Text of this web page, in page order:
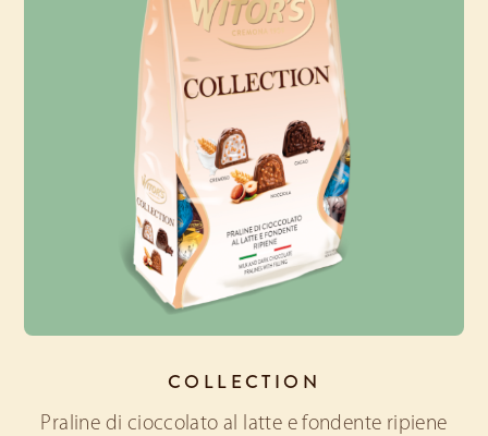
COLLECTION
Praline di cioccolato al latte e fondente ripiene